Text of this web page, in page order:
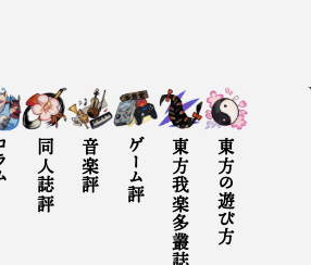
同人誌評 音楽評 ゲーム評 東方我楽多叢誌とは 東方の遊び方